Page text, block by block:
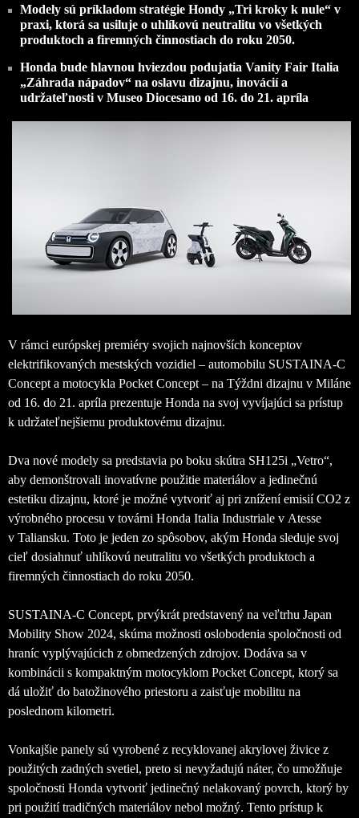
Modely sú príkladom stratégie Hondy „Tri kroky k nule“ v
praxi, ktorá sa usiluje o uhlíkovú neutralitu vo všetkých
produktoch a firemných činnostiach do roku 2050.
Honda bude hlavnou hviezdou podujatia Vanity Fair Italia
„Záhrada nápadov“ na oslavu dizajnu, inovácií a
udržateľnosti v Museo Diocesano od 16. do 21. apríla
V rámci európskej premiéry svojich najnovších konceptov
elektrifikovaných mestských vozidiel – automobilu SUSTAINA-C
Concept a motocykla Pocket Concept – na Týždni dizajnu v Miláne
od 16. do 21. apríla prezentuje Honda na svoj vyvíjajúci sa prístup
k udržateľnejšiemu produktovému dizajnu.
Dva nové modely sa predstavia po boku skútra SH125i „Vetro“,
aby demonštrovali inovatívne použitie materiálov a jedinečnú
estetiku dizajnu, ktoré je možné vytvoriť aj pri znížení emisií CO2 z
výrobného procesu v továrni Honda Italia Industriale v Atesse
v Taliansku. Toto je jeden zo spôsobov, akým Honda sleduje svoj
cieľ dosiahnuť uhlíkovú neutralitu vo všetkých produktoch a
firemných činnostiach do roku 2050.
SUSTAINA-C Concept, prvýkrát predstavený na veľtrhu Japan
Mobility Show 2024, skúma možnosti oslobodenia spoločnosti od
hraníc vyplývajúcich z obmedzených zdrojov. Dodáva sa v
kombinácii s kompaktným motocyklom Pocket Concept, ktorý sa
dá uložiť do batožinového priestoru a zaisťuje mobilitu na
poslednom kilometri.
Vonkajšie panely sú vyrobené z recyklovanej akrylovej živice z
použitých zadných svetiel, preto si nevyžadujú náter, čo umožňuje
spoločnosti Honda vytvoriť jedinečný nelakovaný povrch, ktorý by
pri použití tradičných materiálov nebol možný. Tento prístup k